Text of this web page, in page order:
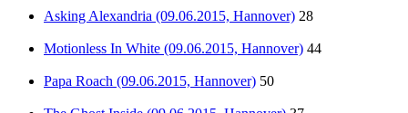
Asking Alexandria (09.06.2015, Hannover) 28
Motionless In White (09.06.2015, Hannover) 44
Papa Roach (09.06.2015, Hannover) 50